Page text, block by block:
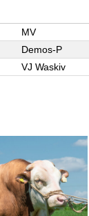
MV
Demos-P
VJ Waskiv